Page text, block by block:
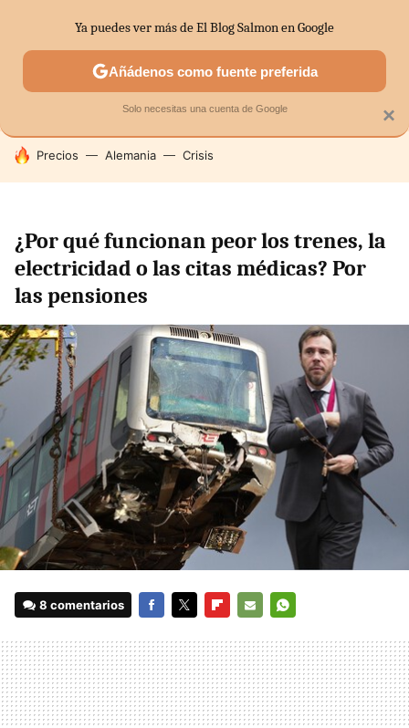
SECTORES ECONOMÍA DOMÉSTICA MERCADOS
HOY SE HABLA DE
Precios Alemania Crisis
¿Por qué funcionan peor los trenes, la
electricidad o las citas médicas? Por
las pensiones
8 comentarios
MAIL
×
Ya puedes ver más de El Blog Salmon en Google
Añádenos como fuente preferida
Solo necesitas una cuenta de Google